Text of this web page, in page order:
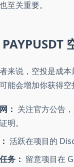
至关重要。
来说，空投是成
能会增加你获得空
： 关注官方公告
明。
活跃在项目的
务： 留意项目在